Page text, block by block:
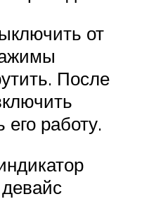
от
После
его работу.